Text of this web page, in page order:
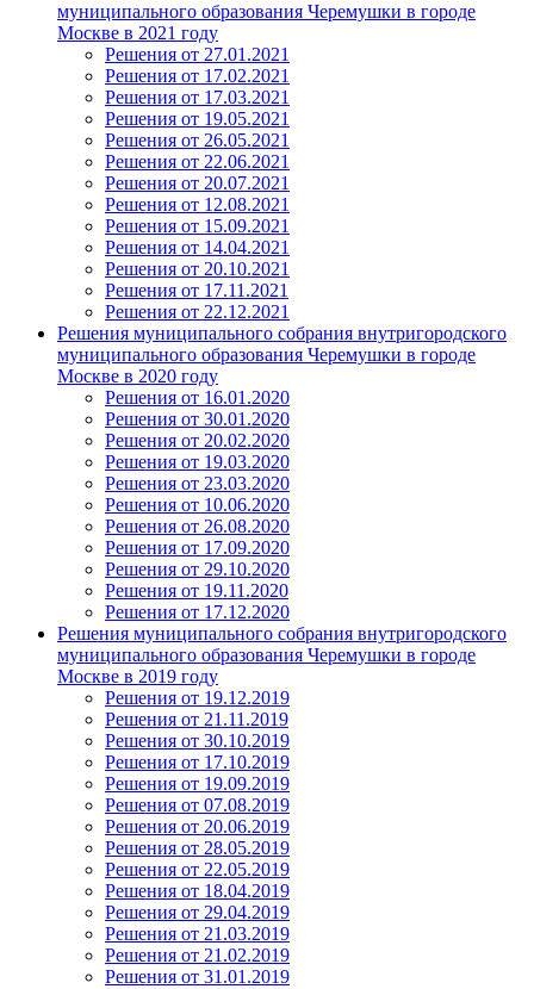
муниципального образования Черемушки в городе
Москве в 2021 году
Решения от 27.01.2021
Решения от 17.02.2021
Решения от 17.03.2021
Решения от 19.05.2021
Решения от 26.05.2021
Решения от 22.06.2021
Решения от 20.07.2021
Решения от 12.08.2021
Решения от 15.09.2021
Решения от 14.04.2021
Решения от 20.10.2021
Решения от 17.11.2021
Решения от 22.12.2021
Решения муниципального собрания внутригородского
муниципального образования Черемушки в городе
Москве в 2020 году
Решения от 16.01.2020
Решения от 30.01.2020
Решения от 20.02.2020
Решения от 19.03.2020
Решения от 23.03.2020
Решения от 10.06.2020
Решения от 26.08.2020
Решения от 17.09.2020
Решения от 29.10.2020
Решения от 19.11.2020
Решения от 17.12.2020
Решения муниципального собрания внутригородского
муниципального образования Черемушки в городе
Москве в 2019 году
Решения от 19.12.2019
Решения от 21.11.2019
Решения от 30.10.2019
Решения от 17.10.2019
Решения от 19.09.2019
Решения от 07.08.2019
Решения от 20.06.2019
Решения от 28.05.2019
Решения от 22.05.2019
Решения от 18.04.2019
Решения от 29.04.2019
Решения от 21.03.2019
Решения от 21.02.2019
Решения от 31.01.2019